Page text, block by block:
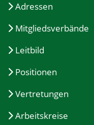
Adressen
Mitgliedsverbände
Leitbild
Positionen
Vertretungen
Arbeitskreise